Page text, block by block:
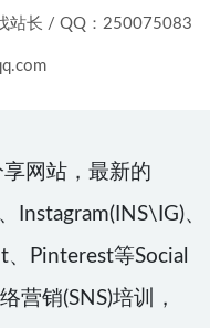
站长 / QQ：250075083
网站，最新的
Instagram(INS\IG)、
Pinterest等Social
营销(SNS)培训，